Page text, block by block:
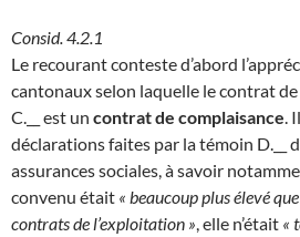
Consid. 4.2.1
Le recourant conteste d’abord
cantonaux selon laquelle le contrat
C.__ est un contrat de complaisance .
déclarations faites par la témoin D.__
assurances sociales, à savoir
convenu était « beaucoup plus élevé
contrats de l’exploitation » , elle n’était «